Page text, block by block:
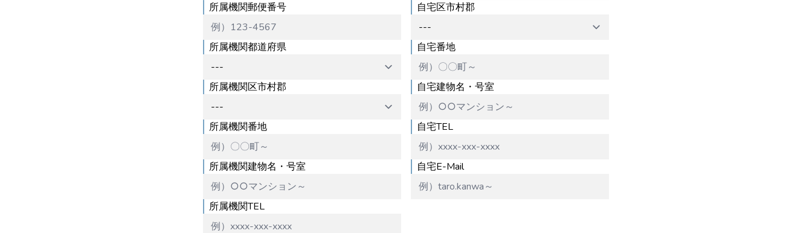
所属機関郵便番号
所属機関都道府県
所属機関区市村郡
所属機関番地
所属機関建物名・号室
所属機関TEL
自宅区市村郡
自宅番地
自宅建物名・号室
自宅TEL
自宅E-Mail